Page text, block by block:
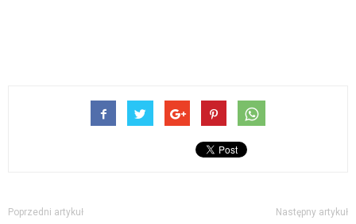
Poprzedni artykuł Następny artykuł